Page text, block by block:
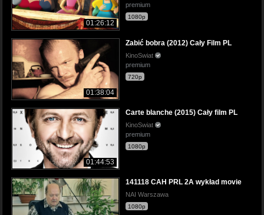
01:26:12
premium
1080p
01:38:04
Zabić bobra (2012) Cały Film PL
KinoSwiat
premium
720p
01:44:53
Carte blanche (2015) Cały film PL
KinoSwiat
premium
1080p
141118 CAH PRL 2A wykład movie
NAI Warszawa
1080p